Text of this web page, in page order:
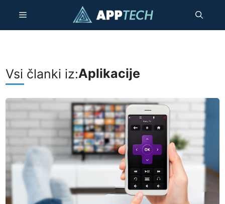
vsebino
meni
Vsi članki iz:Aplikacije